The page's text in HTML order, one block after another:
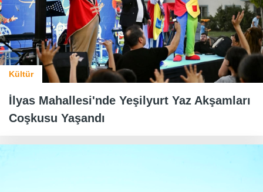
Kültür
İlyas Mahallesi'nde Yeşilyurt Yaz Akşamları
Coşkusu Yaşandı